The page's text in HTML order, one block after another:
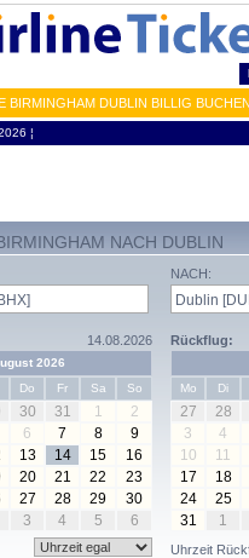
BIRMINGHAM DUBLIN BILLIG
¦
NACH DUBLIN
14.08.2026
2026
Do Fr Sa So
30 31 1
2
6 7 8
9
13 14 15
16
20 21 22
23
27 28 29
30
3 4 5 6
NACH:
Rückflug:
Mo
Di
27 28
3
4
10
11
17
18
24
25
31
1
Uhrzeit